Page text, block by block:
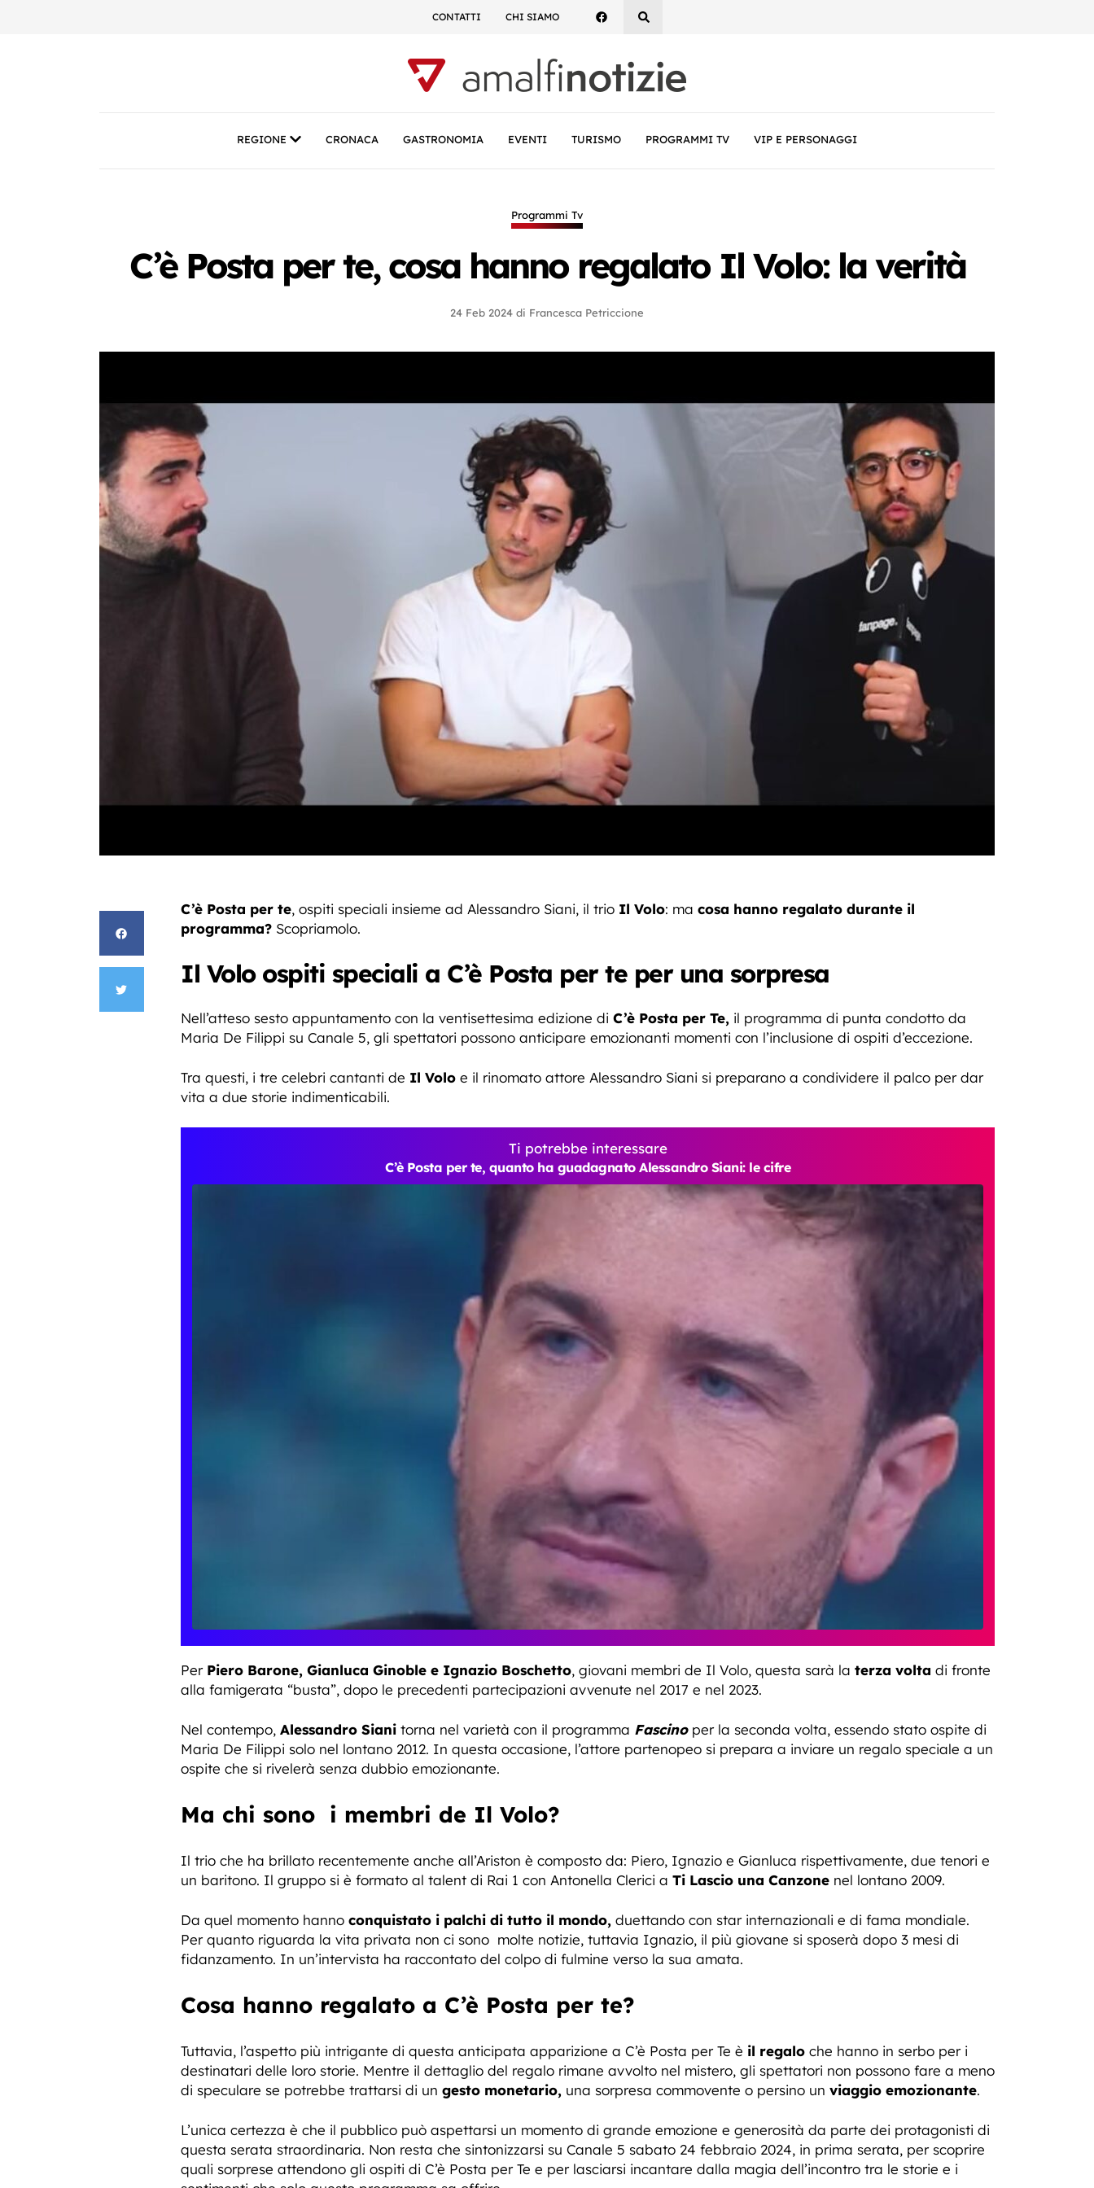
CONTATTI CHI SIAMO
REGIONE CRONACA GASTRONOMIA EVENTI TURISMO PROGRAMMI TV VIP E PERSONAGGI
Programmi Tv
C’è Posta per te, cosa hanno regalato Il Volo: la verità
24 Feb 2024 di Francesca Petriccione
C’è Posta per te, ospiti speciali insieme ad Alessandro Siani, il trio Il Volo: ma cosa hanno regalato durante il
programma? Scopriamolo.
Il Volo ospiti speciali a C’è Posta per te per una sorpresa
Nell’atteso sesto appuntamento con la ventisettesima edizione di C’è Posta per Te, il programma di punta condotto da
Maria De Filippi su Canale 5, gli spettatori possono anticipare emozionanti momenti con l’inclusione di ospiti d’eccezione.
Tra questi, i tre celebri cantanti de Il Volo e il rinomato attore Alessandro Siani si preparano a condividere il palco per dar
vita a due storie indimenticabili.
Ti potrebbe interessare
C’è Posta per te, quanto ha guadagnato Alessandro Siani: le cifre
Per Piero Barone, Gianluca Ginoble e Ignazio Boschetto, giovani membri de Il Volo, questa sarà la terza volta di fronte
alla famigerata “busta”, dopo le precedenti partecipazioni avvenute nel 2017 e nel 2023.
Nel contempo, Alessandro Siani torna nel varietà con il programma Fascinoper la seconda volta, essendo stato ospite di
Maria De Filippi solo nel lontano 2012. In questa occasione, l’attore partenopeo si prepara a inviare un regalo speciale a un
ospite che si rivelerà senza dubbio emozionante.
Ma chi sono i membri de Il Volo?
Il trio che ha brillato recentemente anche all’Ariston è composto da: Piero, Ignazio e Gianluca rispettivamente, due tenori e
un baritono. Il gruppo si è formato al talent di Rai 1 con Antonella Clerici a Ti Lascio una Canzone nel lontano 2009.
Da quel momento hanno conquistato i palchi di tutto il mondo, duettando con star internazionali e di fama mondiale.
Per quanto riguarda la vita privata non ci sono molte notizie, tuttavia Ignazio, il più giovane si sposerà dopo 3 mesi di
fidanzamento. In un’intervista ha raccontato del colpo di fulmine verso la sua amata.
Cosa hanno regalato a C’è Posta per te?
Tuttavia, l’aspetto più intrigante di questa anticipata apparizione a C’è Posta per Te è il regalo che hanno in serbo per i
destinatari delle loro storie. Mentre il dettaglio del regalo rimane avvolto nel mistero, gli spettatori non possono fare a meno
di speculare se potrebbe trattarsi di un gesto monetario, una sorpresa commovente o persino un viaggio emozionante.
L’unica certezza è che il pubblico può aspettarsi un momento di grande emozione e generosità da parte dei protagonisti di
questa serata straordinaria. Non resta che sintonizzarsi su Canale 5 sabato 24 febbraio 2024, in prima serata, per scoprire
quali sorprese attendono gli ospiti di C’è Posta per Te e per lasciarsi incantare dalla magia dell’incontro tra le storie e i